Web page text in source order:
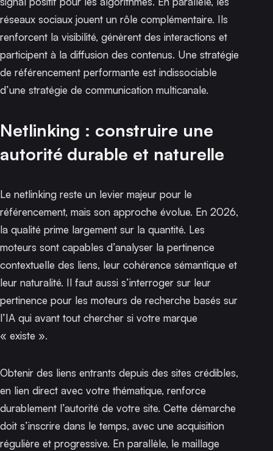
réseaux sociaux jouent un rôle complémentaire. Ils
renforcent la visibilité, génèrent des interactions et
participent à la diffusion des contenus. Une stratégie
de référencement performante est indissociable
d’une stratégie de communication multicanale.
Netlinking : construire une
autorité durable et naturelle
Le netlinking reste un levier majeur pour le
référencement, mais son approche évolue. En 2026,
la qualité prime largement sur la quantité. Les
moteurs sont capables d’analyser la pertinence
contextuelle des liens, leur cohérence sémantique et
leur naturalité. Il faut aussi s’interroger sur leur
pertinence pour les moteurs de recherche basés sur
l’IA qui avant tout chercher si votre marque
« existe ».
Obtenir des liens entrants depuis des sites crédibles,
en lien direct avec votre thématique, renforce
durablement l’autorité de votre site. Cette démarche
doit s’inscrire dans le temps, avec une acquisition
régulière et progressive. En parallèle, le maillage